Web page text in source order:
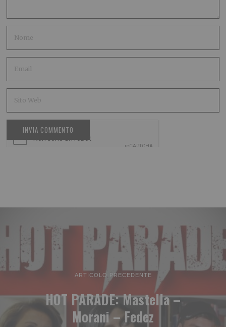
ARTICOLO PRECEDENTE
HOT PARADE: Mastella –
Morani – Fedez